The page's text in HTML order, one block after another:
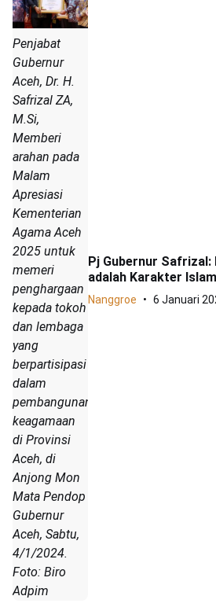
Penjabat
Gubernur
Aceh, Dr. H.
Safrizal ZA,
M.Si,
Memberi
arahan pada
Malam
Apresiasi
Kementerian
Agama Aceh
2025 untuk
memeri
penghargaan
kepada tokoh
dan lembaga
yang
berpartisipasi
dalam
pembangunan
keagamaan
di Provinsi
Aceh, di
Anjong Mon
Mata Pendop
Gubernur
Aceh, Sabtu,
4/1/2024.
Foto: Biro
Adpim
Pj Gubernur
adalah Karakter Islam
Nanggroe 6 Januari